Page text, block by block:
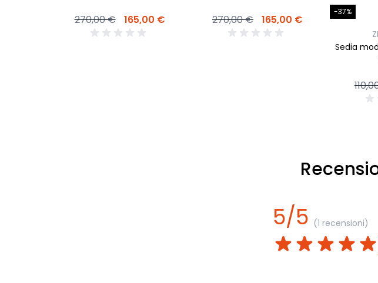
270,00 € 165,00 € 270,00 € 165,00 €
-37%
Sedia
5/5 (1 recensioni)